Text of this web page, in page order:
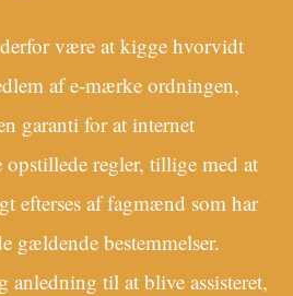
være at kigge hvorvidt
af e-mærke ordningen,
garanti for at internet
opstillede regler, tillige med at
efterses af fagmænd som har
gældende bestemmelser.
anledning til at blive assisteret,